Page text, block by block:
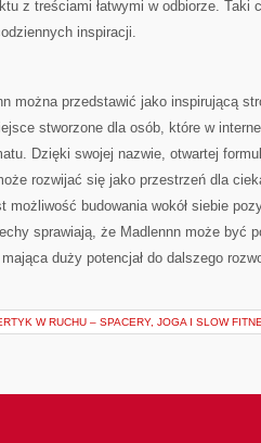
z treściami łatwymi w odbiorze. Taki
inspiracji.
można przedstawić jako inspirującą
stworzone dla osób, które w
Dzięki swojej nazwie, otwartej
rozwijać się jako przestrzeń dla
możliwość budowania wokół siebie
sprawiają, że Madlennn może być
duży potencjał do dalszego
W RUCHU – SPACERY, JOGA I SLOW